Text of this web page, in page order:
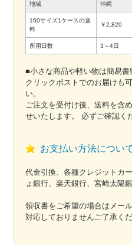
地域 沖縄
160サイズ1ケースの送
料
￥2,820
所用日数 3～4日
■小さな商品や軽い物は簡易書
クリックポストでのお届けも
い。
ご注文を受付け後、送料を含
せいたします。 必ずご確認く
お支払い方法につい
代金引換、各種クレジットカ
ょ銀行、楽天銀行、宮崎太陽
領収書をご希望の場合はメー
対応しておりませんご了承くだ